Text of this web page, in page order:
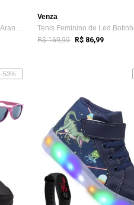
Tenis Masculino de Led Infantil Aranha C...
Venza
R$ 169,99 R$ 86,99
-53%